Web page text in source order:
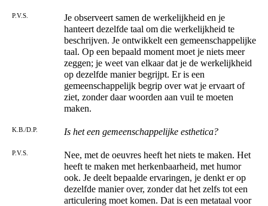
P.V.S.
Je observeert samen de werkelijkheid en je
hanteert dezelfde taal om die werkelijkheid te
beschrijven. Je ontwikkelt een gemeenschappelijke
taal. Op een bepaald moment moet je niets meer
zeggen; je weet van elkaar dat je de werkelijkheid
op dezelfde manier begrijpt. Er is een
gemeenschappelijk begrip over wat je ervaart of
ziet, zonder daar woorden aan vuil te moeten
maken.
K.B./D.P. Is het een gemeenschappelijke esthetica?
P.V.S.
Nee, met de oeuvres heeft het niets te maken. Het
heeft te maken met herkenbaarheid, met humor
ook. Je deelt bepaalde ervaringen, je denkt er op
dezelfde manier over, zonder dat het zelfs tot een
articulering moet komen. Dat is een metataal voor